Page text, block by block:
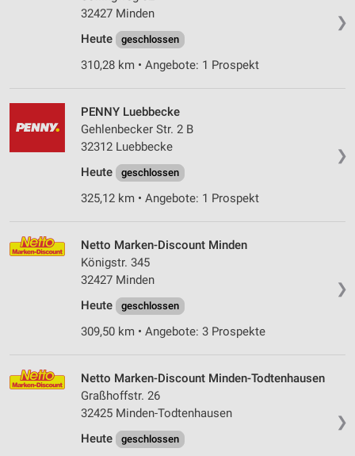
❯
32427 Minden
Heute
geschlossen
310,28 km • Angebote: 1 Prospekt
❯
PENNY Luebbecke
Gehlenbecker Str. 2 B
32312 Luebbecke
Heute
geschlossen
325,12 km • Angebote: 1 Prospekt
❯
Netto Marken-Discount Minden
Königstr. 345
32427 Minden
Heute
geschlossen
309,50 km • Angebote: 3 Prospekte
❯
Netto Marken-Discount Minden-Todtenhausen
Graßhoffstr. 26
32425 Minden-Todtenhausen
Heute
geschlossen